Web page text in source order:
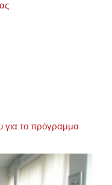
για το πρόγραμμα